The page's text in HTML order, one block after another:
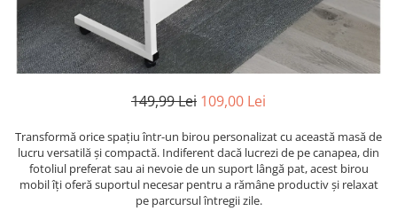
149,99 Lei 109,00 Lei
Transformă orice spațiu într-un birou personalizat cu această masă de
lucru versatilă și compactă. Indiferent dacă lucrezi de pe canapea, din
fotoliul preferat sau ai nevoie de un suport lângă pat, acest birou
mobil îți oferă suportul necesar pentru a rămâne productiv și relaxat
pe parcursul întregii zile.